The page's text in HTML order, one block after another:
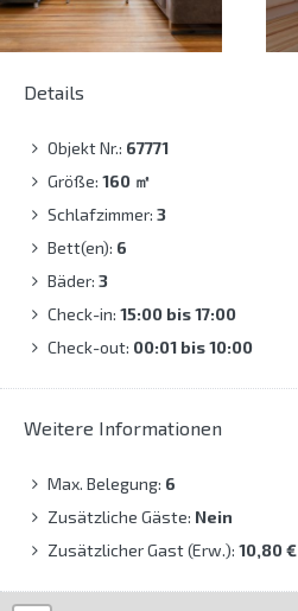
Details
Objekt Nr.: 67771
Größe: 160 ㎡
Schlafzimmer: 3
Bett(en): 6
Bäder: 3
Check-in: 15:00 bis 17:00
Check-out: 00:01 bis 10:00
Weitere Informationen
Max. Belegung: 6
Zusätzliche Gäste: Nein
Zusätzlicher Gast (Erw.): 10,80 €